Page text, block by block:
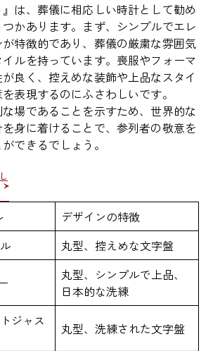
』は、葬儀に相応しい時計として勧め
かあります。まず、シンプルでエレ
特徴的であり、葬儀の厳粛な雰囲気
ルを持っています。喪服やフォーマ
良く、控えめな装飾や上品なスタイ
表現するのにふさわしいです。
場であることを示すため、世界的な
身に着けることで、参列者の敬意を
できるでしょう。
デザインの特徴
丸型、控えめな文字盤
丸型、シンプルで上品、
日本的な洗練
ジャス
丸型、洗練された文字盤